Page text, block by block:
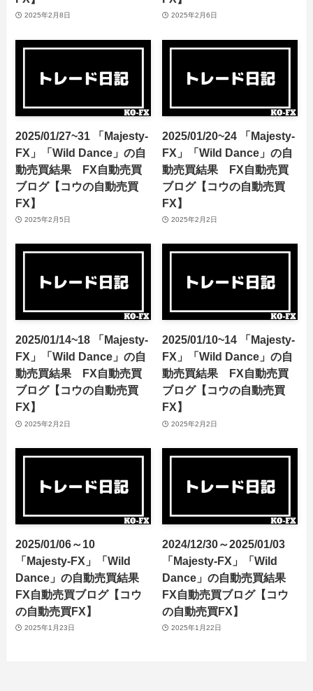
2025年2月8日 2025年2月6日
2025/01/27~31 「Majesty-
FX」「Wild Dance」の自
動売買結果 FX自動売買
ブログ【コウの自動売買
FX】
2025年2月5日
2025/01/20~24 「Majesty-
FX」「Wild Dance」の自
動売買結果 FX自動売買
ブログ【コウの自動売買
FX】
2025年2月2日
2025/01/14~18 「Majesty-
FX」「Wild Dance」の自
動売買結果 FX自動売買
ブログ【コウの自動売買
FX】
2025年2月2日
2025/01/10~14 「Majesty-
FX」「Wild Dance」の自
動売買結果 FX自動売買
ブログ【コウの自動売買
FX】
2025年2月2日
2025/01/06～10
「Majesty-FX」「Wild
Dance」の自動売買結果
FX自動売買ブログ【コウ
の自動売買FX】
2025年1月23日
2024/12/30～2025/01/03
「Majesty-FX」「Wild
Dance」の自動売買結果
FX自動売買ブログ【コウ
の自動売買FX】
2025年1月22日